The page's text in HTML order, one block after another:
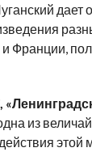
дает
из
этой